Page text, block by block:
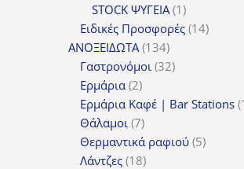
STOCK ΨΥΓΕΙΑ 11
προϊόν
Ειδικές Προσφορές 1414
ΑΝΟΞΕΙΔΩΤΑ 134134
προϊόντα
Γαστρονόμοι 3232
Ερμάρια 22
προϊόντα
Ερμάρια Καφέ | Bar Stations
Θάλαμοι 77
προϊόντα
Θερμαντικά ραφιού 55
Λάντζες 1818